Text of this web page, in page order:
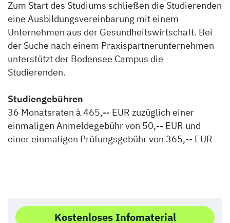
Zum Start des Studiums schließen die Studierenden
eine Ausbildungsvereinbarung mit einem
Unternehmen aus der Gesundheitswirtschaft. Bei
der Suche nach einem Praxispartnerunternehmen
unterstützt der Bodensee Campus die
Studierenden.
Studiengebühren
36 Monatsraten à 465,-- EUR zuzüglich einer
einmaligen Anmeldegebühr von 50,-- EUR und
einer einmaligen Prüfungsgebühr von 365,-- EUR
Kostenloses Infomaterial